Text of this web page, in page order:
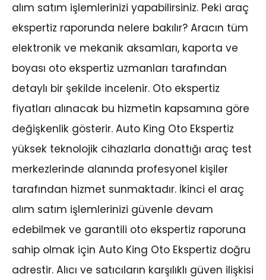
alım satım işlemlerinizi yapabilirsiniz. Peki araç
ekspertiz raporunda nelere bakılır? Aracın tüm
elektronik ve mekanik aksamları, kaporta ve
boyası oto ekspertiz uzmanları tarafından
detaylı bir şekilde incelenir. Oto ekspertiz
fiyatları alınacak bu hizmetin kapsamına göre
değişkenlik gösterir. Auto King Oto Ekspertiz
yüksek teknolojik cihazlarla donattığı araç test
merkezlerinde alanında profesyonel kişiler
tarafından hizmet sunmaktadır. İkinci el araç
alım satım işlemlerinizi güvenle devam
edebilmek ve garantili oto ekspertiz raporuna
sahip olmak için Auto King Oto Ekspertiz doğru
adrestir. Alıcı ve satıcıların karşılıklı güven ilişkisi